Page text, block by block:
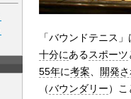
「バウンドテニス」
十分にあるスポーツ
55年に考案 開発
（バウンダリー）こ